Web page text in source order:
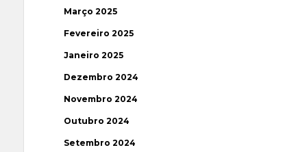
Março 2025
Fevereiro 2025
Janeiro 2025
Dezembro 2024
Novembro 2024
Outubro 2024
Setembro 2024